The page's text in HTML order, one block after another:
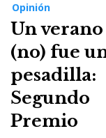
Opinión
Un
(no) fue
pesadilla:
Segundo
Premio